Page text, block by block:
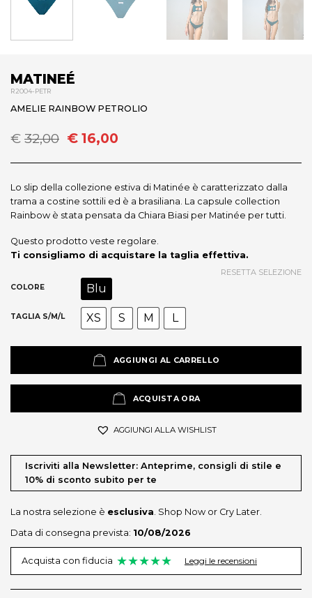
MATINEÉ
R2004-PETR
AMELIE RAINBOW PETROLIO
€ 32,00 Il
prezzo
originale
€32,00.
€ 16,00Il
attuale
€16,00.
Lo slip della collezione estiva di Matinée è caratterizzato dalla
trama a costine sottili ed è a brasiliana. La capsule collection
Rainbow è stata pensata da Chiara Biasi per Matinée per tutti.
Questo prodotto veste regolare.
Ti consigliamo di acquistare la taglia effettiva.
COLORE Blu
TAGLIA S/M/L XS S M L
RESETTA SELEZIONE
AGGIUNGI AL CARRELLO
ACQUISTA ORA
AGGIUNGI ALLA WISHLIST
Iscriviti alla Newsletter: Anteprime, consigli di stile e
10% di sconto subito per te
La nostra selezione è esclusiva. Shop Now or Cry Later.
Data di consegna prevista: 10/08/2026
Acquista con fiducia ★★★★★ Leggi le recensioni